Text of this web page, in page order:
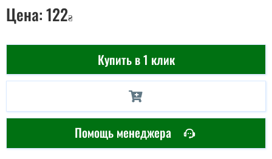
Цена:122₴
Купить в 1 клик
Помощь менеджера